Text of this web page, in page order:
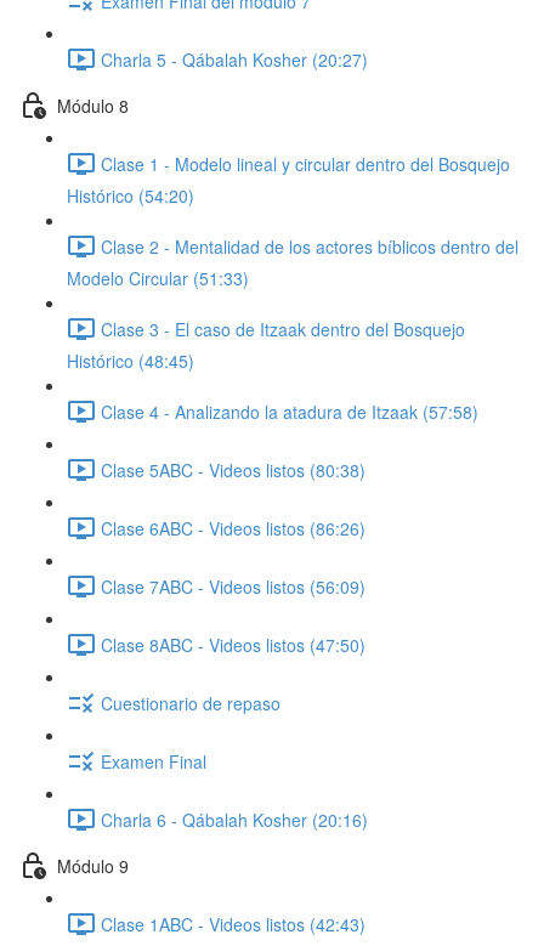
Charla 5 - Qábalah Kosher (20:27)
Módulo 8
Clase 1 - Modelo lineal y circular dentro del Bosquejo
Histórico (54:20)
Clase 2 - Mentalidad de los actores bíblicos dentro del
Modelo Circular (51:33)
Clase 3 - El caso de Itzaak dentro del Bosquejo
Histórico (48:45)
Clase 4 - Analizando la atadura de Itzaak (57:58)
Clase 5ABC - Videos listos (80:38)
Clase 6ABC - Videos listos (86:26)
Clase 7ABC - Videos listos (56:09)
Clase 8ABC - Videos listos (47:50)
Cuestionario de repaso
Examen Final
Charla 6 - Qábalah Kosher (20:16)
Módulo 9
Clase 1ABC - Videos listos (42:43)